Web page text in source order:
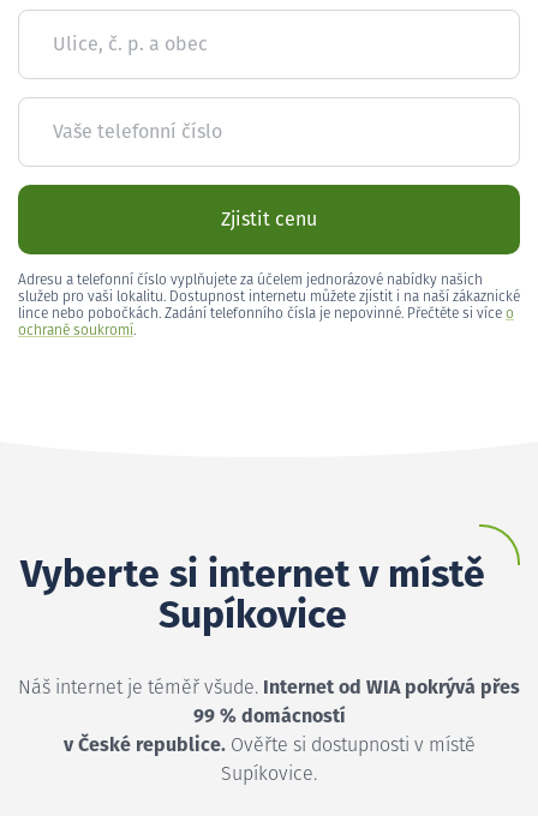
Ulice, č. p. a obec
Vaše telefonní číslo
Zjistit cenu
Adresu a telefonní číslo vyplňujete za účelem jednorázové nabídky našich
služeb pro vaši lokalitu. Dostupnost internetu můžete zjistit i na naší zákaznické
lince nebo pobočkách. Zadání telefonního čísla je nepovinné. Přečtěte si více o
ochraně soukromí.
Vyberte si internet v místě
Supíkovice
Náš internet je téměř všude. Internet od WIA pokrývá přes
99 % domácností
v České republice.Ověřte si dostupnosti v místě
Supíkovice.